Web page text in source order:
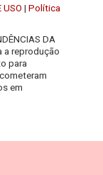
| Política
DA
a reprodução
para
em